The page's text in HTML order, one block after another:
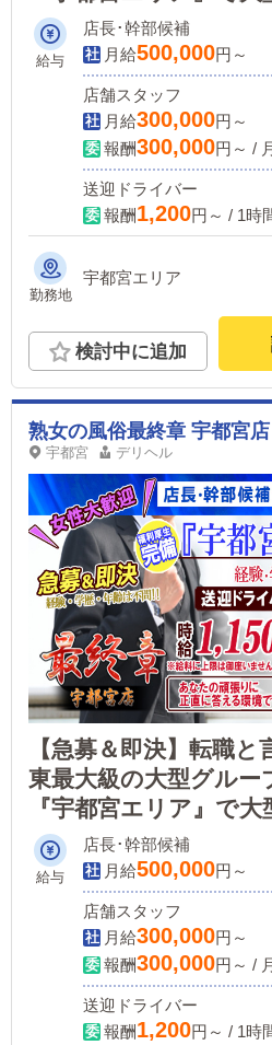
給与
店長･幹部候補
月給500,000円～
店舗スタッフ
月給300,000円～
報酬300,000円～ /
送迎ドライバー
報酬1,200円～ / 1時
勤務地
宇都宮エリア
検討中に追加
熟女の風俗最終章 宇都宮店
宇都宮 デリヘル
【急募＆即決】転職
東最大級の大型グルー
『宇都宮エリア』で大
給与
店長･幹部候補
月給500,000円～
店舗スタッフ
月給300,000円～
報酬300,000円～ /
送迎ドライバー
報酬1,200円～ / 1時